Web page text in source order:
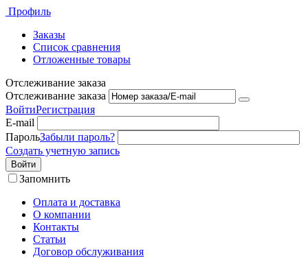
Профиль
Заказы
Список сравнения
Отложенные товары
Отслеживание заказа
Отслеживание заказа
ВойтиРегистрация
E-mail
ПарольЗабыли пароль?
Создать учетную запись
Войти
Запомнить
Оплата и доставка
О компании
Контакты
Статьи
Договор обслуживания